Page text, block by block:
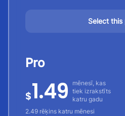
Select this
Pro
$1.49
mēnesī, kas
tiek izrakstīts
katru gadu
2.49 rēķins katru mēnesi